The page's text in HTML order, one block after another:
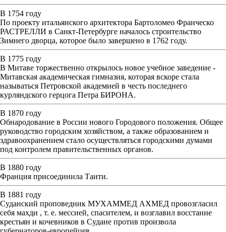
В 1754 году
По проекту итальянского архитектора Бартоломео Франческо
РАСТРЕЛЛИ в Санкт-Петербурге началось строительство
Зимнего дворца, которое было завершено в 1762 году.
В 1775 году
В Митаве торжественно открылось новое учебное заведение -
Митавская академическая гимназия, которая вскоре стала
называться Петровской академией в честь последнего
курляндского герцога Петра БИРОНА.
В 1870 году
Обнародование в России нового Городового положения. Общее
руководство городским хозяйством, а также образованием и
здравоохранением стало осуществляться городскими думами
под контролем правительственных органов.
В 1880 году
Франция присоединила Таити.
В 1881 году
Суданский проповедник МУХАММЕД АХМЕД провозгласил
себя махди , т. е. мессией, спасителем, и возглавил восстание
крестьян и кочевников в Судане против произвола